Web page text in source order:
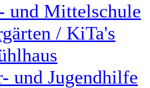
und Mittelschule
/ KiTa's
und Jugendhilfe